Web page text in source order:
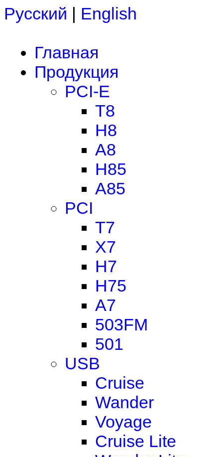
Русский | English
Главная
Продукция
PCI-E
T8
H8
A8
H85
A85
PCI
T7
X7
H7
H75
A7
503FM
501
USB
Cruise
Wander
Voyage
Cruise Lite